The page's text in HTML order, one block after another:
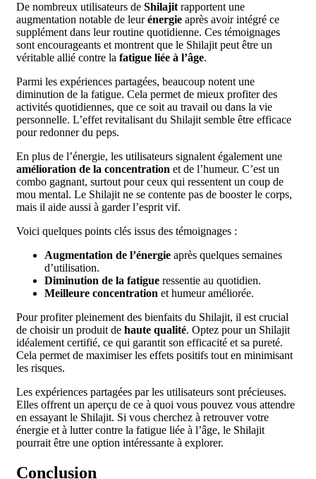
De nombreux utilisateurs de Shilajit rapportent une
augmentation notable de leurénergie après avoir intégré ce
supplément dans leur routine quotidienne. Ces témoignages
sont encourageants et montrent que le Shilajit peut être un
véritable allié contre la fatigue liée à l’âge.
Parmi les expériences partagées, beaucoup notent une
diminution de la fatigue. Cela permet de mieux profiter des
activités quotidiennes, que ce soit au travail ou dans la vie
personnelle. L’effet revitalisant du Shilajit semble être efficace
pour redonner du peps.
En plus de l’énergie, les utilisateurs signalent également une
amélioration de la concentration et de l’humeur. C’est un
combo gagnant, surtout pour ceux qui ressentent un coup de
mou mental. Le Shilajit ne se contente pas de booster le corps,
mais il aide aussi à garder l’esprit vif.
Voici quelques points clés issus des témoignages :
Augmentation de l’énergie après quelques semaines
d’utilisation.
Diminution de la fatigue ressentie au quotidien.
Meilleure concentration et humeur améliorée.
Pour profiter pleinement des bienfaits du Shilajit, il est crucial
de choisir un produit de haute qualité. Optez pour un Shilajit
idéalement certifié, ce qui garantit son efficacité et sa pureté.
Cela permet de maximiser les effets positifs tout en minimisant
les risques.
Les expériences partagées par les utilisateurs sont précieuses.
Elles offrent un aperçu de ce à quoi vous pouvez vous attendre
en essayant le Shilajit. Si vous cherchez à retrouver votre
énergie et à lutter contre la fatigue liée à l’âge, le Shilajit
pourrait être une option intéressante à explorer.
Conclusion